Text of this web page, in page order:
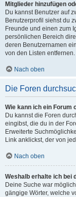
Mitglieder hinzufügen
Du kannst Benutzer auf
Benutzerprofil siehst du
Freunde und einen zum
persönlichen Bereich
deren Benutzernamen
von den Listen entfernen.
Nach oben
Die Foren
Wie kann ich ein Forum
Du kannst die Foren
eingibst, die du in der
Erweiterte
Link anklickst, der von
Nach oben
Weshalb erhalte ich bei
Deine Suche war
gängige Wörter, welche